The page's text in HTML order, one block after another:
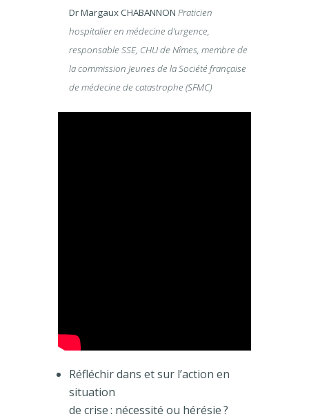
Dr Margaux CHABANNON Praticien
hospitalier en médecine d’urgence,
responsable SSE, CHU de Nîmes, membre de
la commission Jeunes de la Société française
de médecine de catastrophe (SFMC)
Réfléchir dans et sur l’action en
situation
de crise : nécessité ou hérésie ?